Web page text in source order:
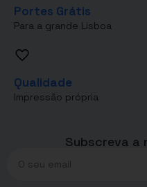
Portes Grátis
Para a grande Lisboa
Qualidade
Impressão própria
Subscreva a